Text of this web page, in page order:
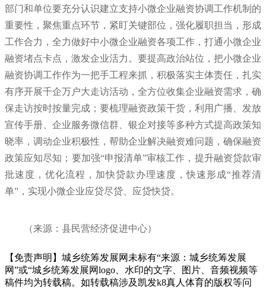
部门和单位要充分认识建立支持小微企业融资协调工作机制的
重要性，聚焦重点环节，紧盯关键部位，强化履职担当，形成
工作合力，全力做好中小微企业融资各项工作，打通小微企业
融资堵点卡点，激发企业活力。要提高政治站位，把小微企业
融资协调工作作为一把手工程来抓，积极落实主体责任，扎实
有序开展千企万户大走访活动，全方位收集企业融资需求，确
保走访按时按量完成；要梳理融资政策干货，利用广播、发放
宣传手册、企业服务微信群、银企对接等多种方式提高政策知
晓率，调动企业积极性，帮助企业解决融资难问题，确保融资
政策应知尽知；要加强“申报清单”审核工作，提升融资贷款审
批速度，优化流程，加快贷款办理速度，快速形成“推荐清
单”，实现小微企业应贷尽贷、应贷快贷。
（来源：县民营经济促进中心）
【免责声明】城乡统筹发展网未标有“来源：城乡统筹发展
网”或“城乡统筹发展网logo、水印的文字、图片、音频视频等
稿件均为转载稿。如转载稿涉及凯发k8真人体育的版权等问